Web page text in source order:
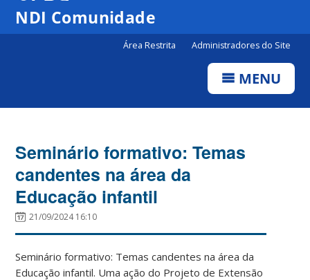
NDI Comunidade
Área Restrita Administradores do Site
MENU
Seminário formativo: Temas
candentes na área da
Educação infantil
21/09/2024 16:10
Seminário formativo: Temas candentes na área da
Educação infantil. Uma ação do Projeto de Extensão